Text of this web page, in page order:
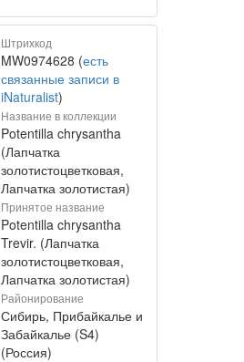
Штрихкод
MW0974628 (есть
связанные записи в
iNaturalist)
Название в коллекции
Potentilla chrysantha
(Лапчатка
золотистоцветковая,
Лапчатка золотистая)
Принятое название
Potentilla chrysantha
Trevir. (Лапчатка
золотистоцветковая,
Лапчатка золотистая)
Районирование
Сибирь, Прибайкалье и
Забайкалье (S4)
(Россия)